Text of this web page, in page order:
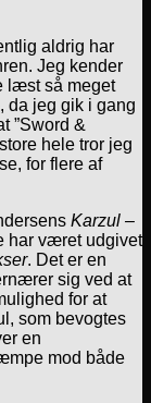
aldrig har
Jeg kender
læst så meget
da jeg gik i gang
”Sword &
hele tror jeg
for flere af
Karzul –
har været udgivet
. Det er en
sig ved at
for at
som bevogtes
en
mod både